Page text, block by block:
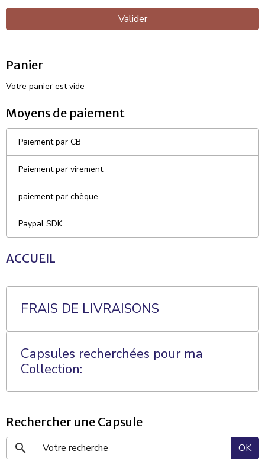
Valider
Panier
Votre panier est vide
Moyens de paiement
Paiement par CB
Paiement par virement
paiement par chèque
Paypal SDK
ACCUEIL
FRAIS DE LIVRAISONS
Capsules recherchées pour ma
Collection:
Rechercher une Capsule
OK